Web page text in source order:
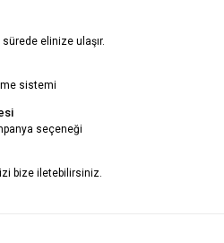
elinize ulaşır.
sistemi
seçeneği
bize iletebilirsiniz.